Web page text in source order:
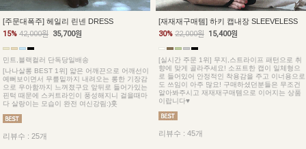
[주문대폭주] 헤일리 린넨 DRESS
15% 42,000원 35,700원
민트,블랙컬러 단독당일배송
[나나살롱 BEST 1위] 얇은 어깨끈으로 어깨선이
예뻐보이면서 무릎밑까지 내려오는 롱한 기장감
으로 우아함까지 느껴졌구요 앞뒤로 들어가있는
핀턱 때문에 스커트라인이 풍성해지니 걸을때마
다 살랑이는 모습이 완전 여신강림:)훗
리뷰수 : 25개
[재재재구매템] 하키 캡내장 SLEEVELESS
30% 22,000원 15,400원
[실시간 주문 1위] 무지,스트라이프 패턴으로 취
향에 맞게 골라주세요! 소프트한 캡이 일체형으
로 들어있어 안정적인 착용감을 주고 이너용으로
도 쓰임이 아주 많요! 구매하셨던분들은 무조건
알아봐주시고 재재재구매템으로 이어지는 상품
이랍니다♥
리뷰수 : 45개